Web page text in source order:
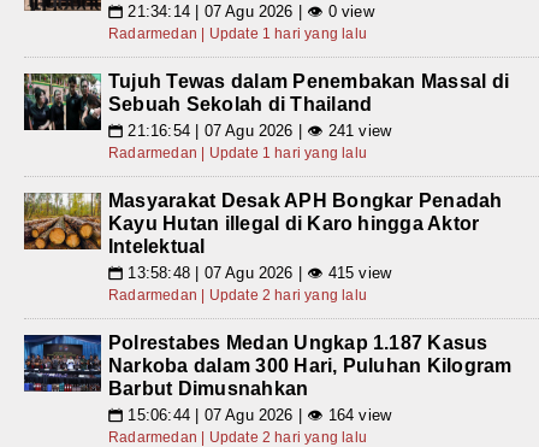
📅 21:34:14 | 07 Agu 2026 | 👁 0 view
Radarmedan | Update 1 hari yang lalu
Tujuh Tewas dalam Penembakan Massal di
Sebuah Sekolah di Thailand
📅 21:16:54 | 07 Agu 2026 | 👁 241 view
Radarmedan | Update 1 hari yang lalu
Masyarakat Desak APH Bongkar Penadah
Kayu Hutan illegal di Karo hingga Aktor
Intelektual
📅 13:58:48 | 07 Agu 2026 | 👁 415 view
Radarmedan | Update 2 hari yang lalu
Polrestabes Medan Ungkap 1.187 Kasus
Narkoba dalam 300 Hari, Puluhan Kilogram
Barbut Dimusnahkan
📅 15:06:44 | 07 Agu 2026 | 👁 164 view
Radarmedan | Update 2 hari yang lalu